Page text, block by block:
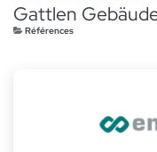
Gattlen
Références